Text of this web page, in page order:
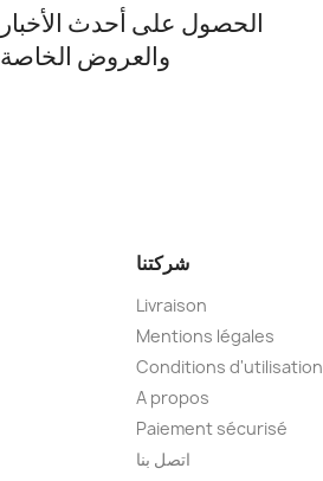
الحصول على أحدث الأخبار
والعروض الخاصة
شركتنا
Livraison
Mentions légales
Conditions d'utilisation
A propos
Paiement sécurisé
اتصل بنا